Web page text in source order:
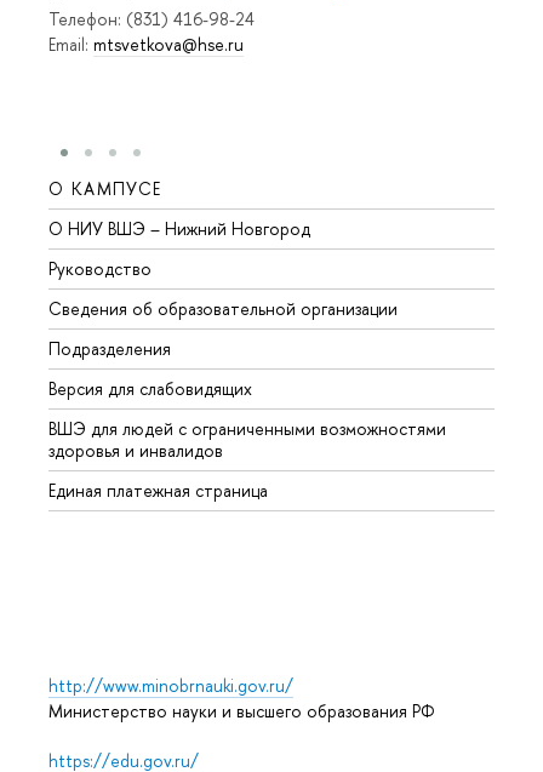
Телефон: (831) 416-98-24
Email: mtsvetkova@hse.ru
О КАМПУСЕ
О НИУ ВШЭ – Нижний Новгород
Руководство
Сведения об образовательной организации
Подразделения
Версия для слабовидящих
ВШЭ для людей с ограниченными возможностями
здоровья и инвалидов
Единая платежная страница
http://www.minobrnauki.gov.ru/
Министерство науки и высшего образования РФ
https://edu.gov.ru/